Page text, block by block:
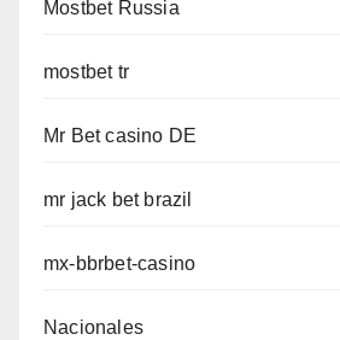
Mostbet Russia
mostbet tr
Mr Bet casino DE
mr jack bet brazil
mx-bbrbet-casino
Nacionales